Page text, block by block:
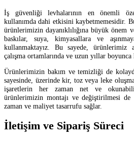
İş güvenliği levhalarının en önemli
kullanımda dahi etkisini kaybetmemesidir.
ürünlerimizin dayanıklılığına büyük önem
baskılar, suya, kimyasallara ve
kullanmaktayız. Bu sayede, ürünlerimiz
çalışma ortamlarında ve uzun yıllar
Ürünlerimizin bakım ve temizliği de
sayesinde, üzerinde kir, toz veya leke
işaretlerin her zaman net ve
ürünlerimizin montajı ve değiştirilmesi de
zaman ve maliyet tasarrufu sağlar.
İletişim ve Sipariş Süreci